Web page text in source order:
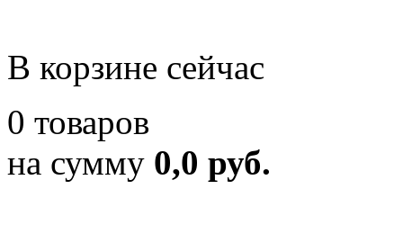
В корзине сейчас
0 товаров
на сумму 0,0 руб.